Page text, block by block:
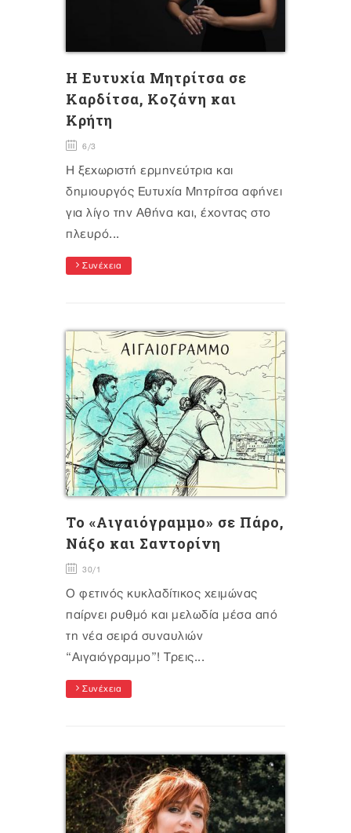
H Ευτυχία Μητρίτσα σε
Καρδίτσα, Κοζάνη και
Κρήτη
6/3
Η ξεχωριστή ερμηνεύτρια και
δημιουργός Ευτυχία Μητρίτσα αφήνει
για λίγο την Αθήνα και, έχοντας στο
πλευρό...
Συνέχεια
Το «Αιγαιόγραμμο» σε Πάρο,
Νάξο και Σαντορίνη
30/1
Ο φετινός κυκλαδίτικος χειμώνας
παίρνει ρυθμό και μελωδία μέσα από
τη νέα σειρά συναυλιών
“Αιγαιόγραμμο”! Τρεις...
Συνέχεια